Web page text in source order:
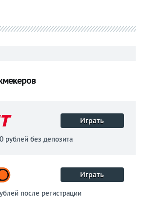
Играть
рублей без депозита
Играть
после регистрации